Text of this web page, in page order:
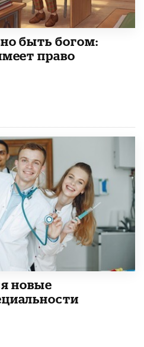
быть богом:
право
новые